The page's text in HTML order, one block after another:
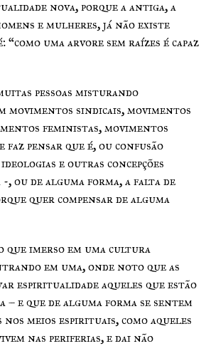
nova, porque a antiga, a
e mulheres, já não existe
“como uma arvore sem raízes é capaz
pessoas misturando
movimentos sindicais, movimentos
feministas, movimentos
faz pensar que é, ou confusão
e outras concepções
-, ou de alguma forma, a falta de
quer compensar de alguma
que imerso em uma cultura
em uma, onde noto que as
espiritualidade aqueles que estão
– e que de alguma forma se sentem
meios espirituais, como aqueles
nas periferias, e dai não